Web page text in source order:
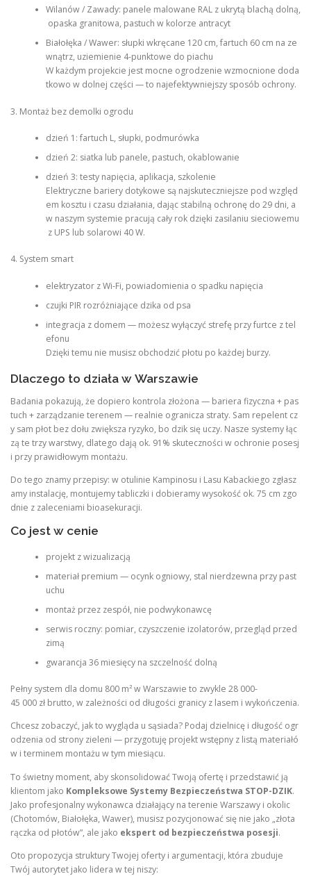
Wilanów / Zawady: panele malowane RAL z ukrytą blachą dolną,
opaska granitowa, pastuch w kolorze antracyt
Białołęka / Wawer: słupki wkręcane 120 cm, fartuch 60 cm na ze
wnątrz, uziemienie 4-punktowe do piachu
W każdym projekcie jest mocne ogrodzenie wzmocnione doda
tkowo w dolnej części — to najefektywniejszy sposób ochrony.
3. Montaż bez demolki ogrodu
dzień 1: fartuch L, słupki, podmurówka
dzień 2: siatka lub panele, pastuch, okablowanie
dzień 3: testy napięcia, aplikacja, szkolenie
Elektryczne bariery dotykowe są najskuteczniejsze pod względ
em kosztu i czasu działania, dając stabilną ochronę do 29 dni, a
w naszym systemie pracują cały rok dzięki zasilaniu sieciowemu
z UPS lub solarowi 40 W.
4. System smart
elektryzator z Wi-Fi, powiadomienia o spadku napięcia
czujki PIR rozróżniające dzika od psa
integracja z domem — możesz wyłączyć strefę przy furtce z tel
efonu
Dzięki temu nie musisz obchodzić płotu po każdej burzy.
Dlaczego to działa w Warszawie
Badania pokazują, że dopiero kontrola złożona — bariera fizyczna + pas
tuch + zarządzanie terenem — realnie ogranicza straty. Sam repelent cz
y sam płot bez dołu zwiększa ryzyko, bo dzik się uczy. Nasze systemy łąc
zą te trzy warstwy, dlatego dają ok. 91% skuteczności w ochronie posesj
i przy prawidłowym montażu.
Do tego znamy przepisy: w otulinie Kampinosu i Lasu Kabackiego zgłasz
amy instalację, montujemy tabliczki i dobieramy wysokość ok. 75 cm zgo
dnie z zaleceniami bioasekuracji.
Co jest w cenie
projekt z wizualizacją
materiał premium — ocynk ogniowy, stal nierdzewna przy past
uchu
montaż przez zespół, nie podwykonawcę
serwis roczny: pomiar, czyszczenie izolatorów, przegląd przed
zimą
gwarancja 36 miesięcy na szczelność dolną
Pełny system dla domu 800 m² w Warszawie to zwykle 28 000-
45 000 zł brutto, w zależności od długości granicy z lasem i wykończenia.
Chcesz zobaczyć, jak to wygląda u sąsiada? Podaj dzielnicę i długość ogr
odzenia od strony zieleni — przygotuję projekt wstępny z listą materiałó
w i terminem montażu w tym miesiącu.
To świetny moment, aby skonsolidować Twoją ofertę i przedstawić ją
klientom jako Kompleksowe Systemy Bezpieczeństwa STOP-DZIK.
Jako profesjonalny wykonawca działający na terenie Warszawy i okolic
(Chotomów, Białołęka, Wawer), musisz pozycjonować się nie jako „złota
rączka od płotów”, ale jako ekspert od bezpieczeństwa posesji.
Oto propozycja struktury Twojej oferty i argumentacji, która zbuduje
Twój autorytet jako lidera w tej niszy: